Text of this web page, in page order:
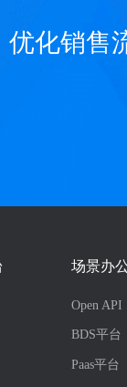
优化销售
场景办
Open API
BDS平台
Paas平台